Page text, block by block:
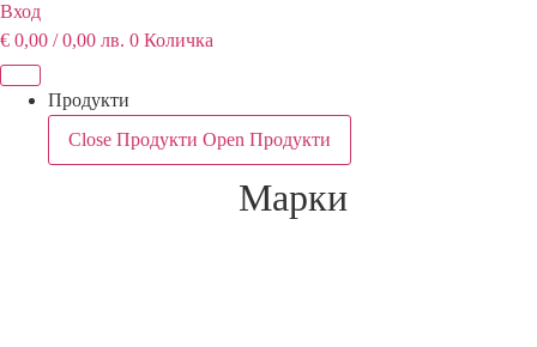
Вход
€ 0,00 / 0,00 лв. 0 Количка
Продукти
Close Продукти Open Продукти
Марки